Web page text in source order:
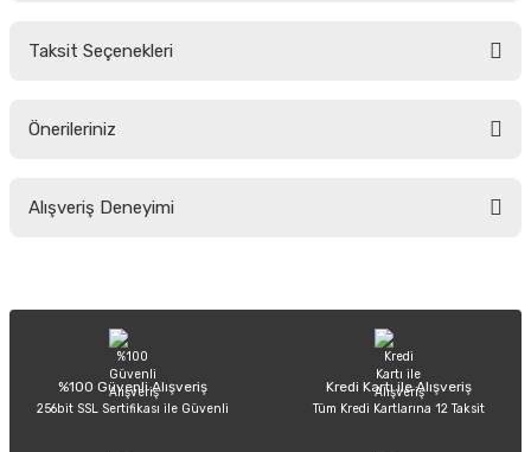
Taksit Seçenekleri
Önerileriniz
yetersiz gördüğünüz noktaları öneri formunu kullanarak tarafımıza
Ürün açıklamasında eksik bilgiler bulunuyor.
Ürün bilgilerinde hatalar bulunuyor.
Ürün fiyatı diğer sitelerden daha pahalı.
Alışveriş Deneyimi
Sitemize ilk yorumu siz yapın!
%100 Güvenli Alışveriş
256bit SSL Sertifikası ile Güvenli
Kredi Kartı ile Alışveriş
Tüm Kredi Kartlarına 12 Taksit